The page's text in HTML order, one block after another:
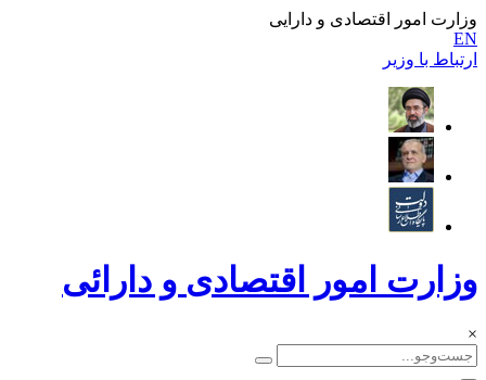
وزارت امور اقتصادی و دارایی
EN
ارتباط با وزیر
وزارت امور اقتصادی و دارائی
×